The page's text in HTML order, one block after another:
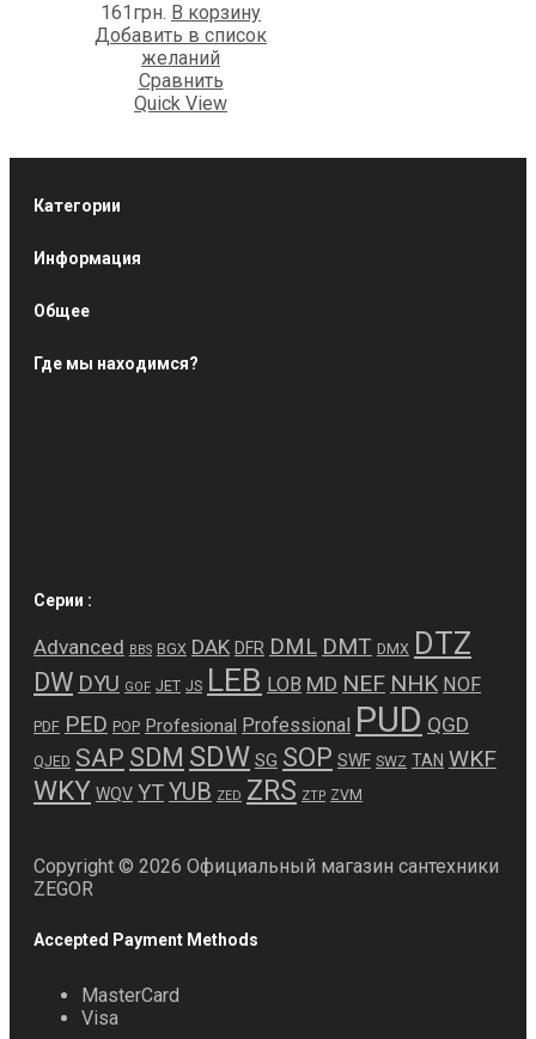
161 грн. В корзину
Добавить в список
желаний
Сравнить
Quick View
Категории
Информация
Общее
Где мы находимся?
Серии :
Advanced BBS BGX DAK DFR DML DMT DMX DTZ
DW DYU GOF JET JS LEB LOB MD NEF NHK NOF
PDF PED POP Profesional Professional PUD QGD
QJED SAP SDM SDW SG SOP SWF SWZ TAN WKF
WKY WQV YTYUB ZED ZRS ZTP ZVM
Copyright © 2026 Официальный магазин сантехники
ZEGOR
Accepted Payment Methods
MasterCard
Visa